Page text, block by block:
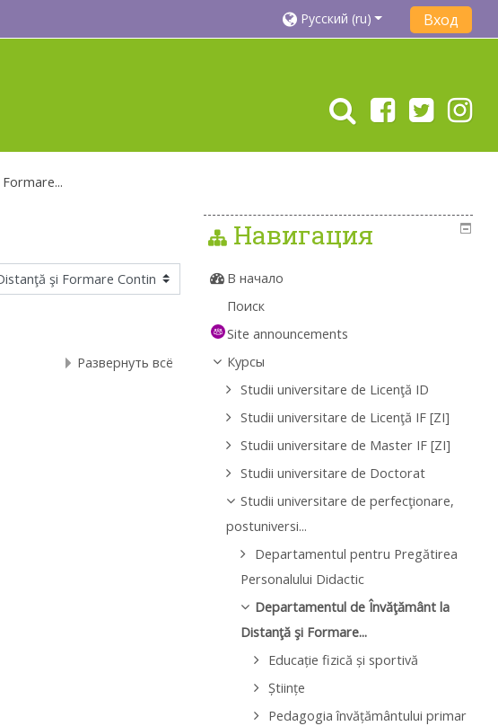
Русский ‎(ru)‎ Вход
Развернуть всё
Навигация
В начало
Поиск
Site announcements
Курсы
Studii universitare de Licenţă ID
Studii universitare de Licenţă IF [ZI]
Studii universitare de Master IF [ZI]
Studii universitare de Doctorat
Studii universitare de perfecţionare,
postuniversi...
Departamentul pentru Pregătirea
Personalului Didactic
Departamentul de Învăţământ la
Distanţă şi Formare...
Educație fizică și sportivă
Științe
Pedagogia învățământului primar